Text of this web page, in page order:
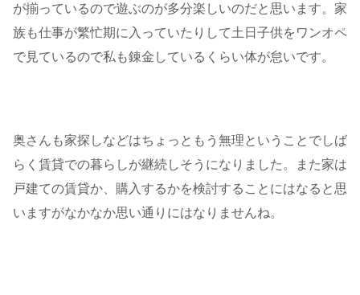
が揃っているので遊ぶのが多分楽しいのだと思います。家
族も仕事が繁忙期に入っていたりして土日子供をワンオペ
で見ているので私も錬金しているくらい体が怠いです。
奥さんも家探しなどはちょっともう無理ということでしば
らく賃貸での暮らしが継続しそうになりました。また家は
戸建ての賃貸か、購入するかを検討することにはなると思
いますがなかなか思い通りにはなりませんね。